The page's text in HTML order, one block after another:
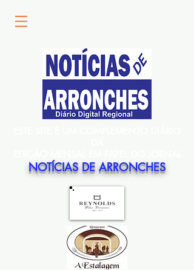
NOTÍCIAS DE ARRONCHES